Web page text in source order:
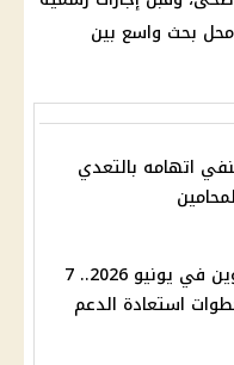
محل بحث واسع بين
اتهامه بالتعدي
إيقاف بطاقات التموين في يونيو 2026.. 7
استعادة الدعم